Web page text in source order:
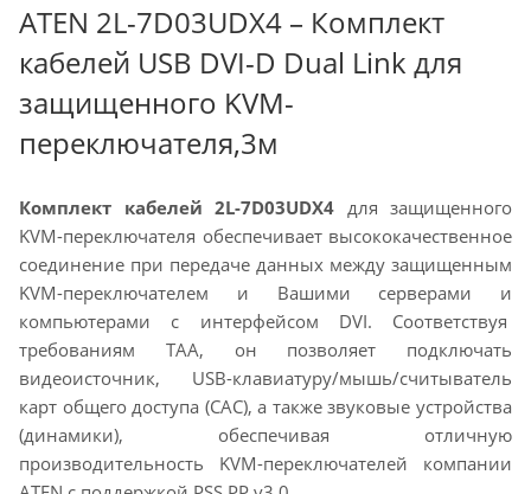
ATEN 2L-7D03UDX4 – Комплект
кабелей USB DVI-D Dual Link для
защищенного KVM-
переключателя,3м
Комплект кабелей 2L-7D03UDX4 для защищенного
KVM-переключателя обеспечивает высококачественное
соединение при передаче данных между защищенным
KVM-переключателем и Вашими серверами и
компьютерами с интерфейсом DVI. Соответствуя
требованиям TAA, он позволяет подключать
видеоисточник, USB-клавиатуру/мышь/считыватель
карт общего доступа (CAC), а также звуковые устройства
(динамики), обеспечивая отличную
производительность KVM-переключателей компании